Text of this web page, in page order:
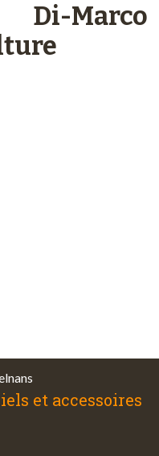
Di-Marco
et accessoires